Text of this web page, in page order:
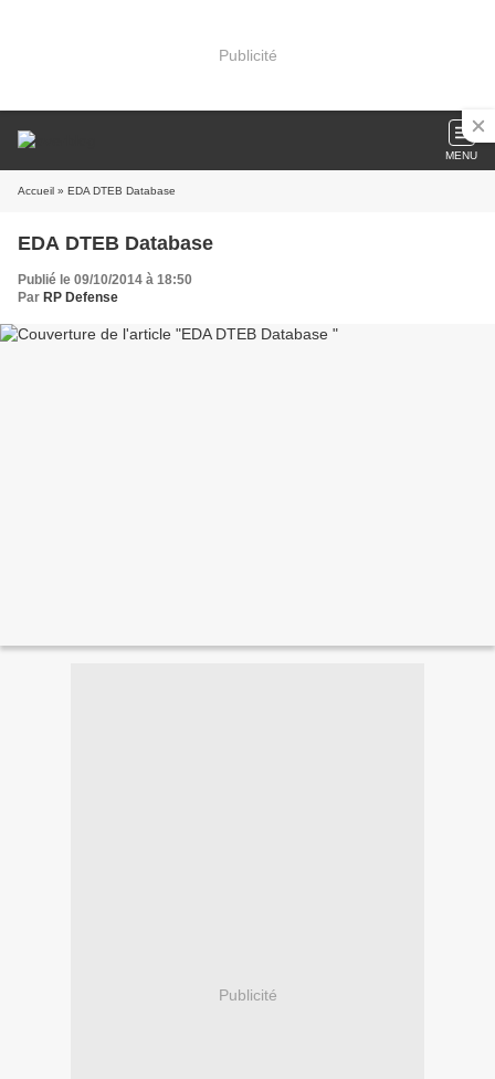
Publicité
MENU
Accueil » EDA DTEB Database
EDA DTEB Database
Publié le 09/10/2014 à 18:50
Par RP Defense
Publicité